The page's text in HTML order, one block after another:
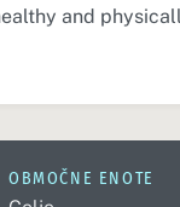
and
OBMOČNE ENOTE